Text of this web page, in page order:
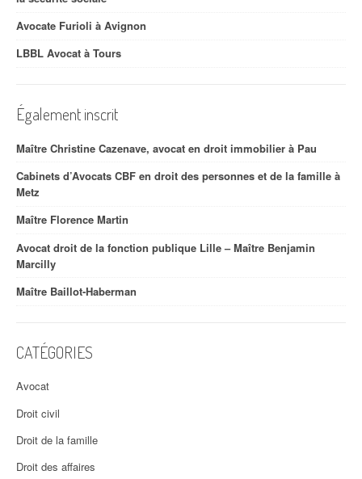
Avocate Furioli à Avignon
LBBL Avocat à Tours
Également inscrit
Maître Christine Cazenave, avocat en droit immobilier à Pau
Cabinets d’Avocats CBF en droit des personnes et de la famille à
Metz
Maître Florence Martin
Avocat droit de la fonction publique Lille – Maître Benjamin
Marcilly
Maître Baillot-Haberman
CATÉGORIES
Avocat
Droit civil
Droit de la famille
Droit des affaires